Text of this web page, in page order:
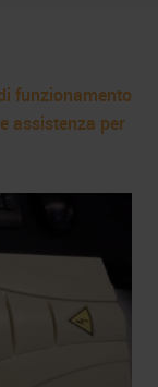
funzionamento
assistenza per